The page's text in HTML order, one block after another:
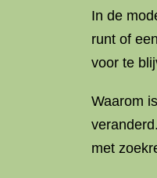
In de
runt of
voor te
Waarom
met